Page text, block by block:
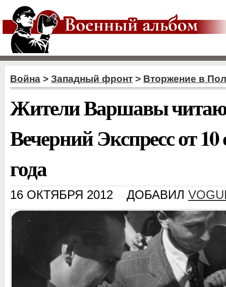
Война > Западный фронт > Вторжение в
Жители Варшавы
Вечерний Экспресс от 10
года
16 ОКТЯБРЯ 2012 ДОБАВИЛ